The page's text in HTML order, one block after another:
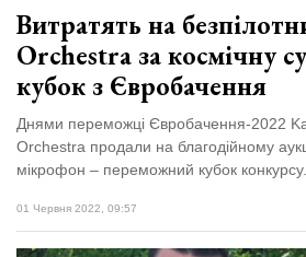
Витратять на
Orchestra за космічну
кубок з Євробачення
Днями переможці Євробачення-2022
Orchestra продали на благодійному
мікрофон – переможний кубок конкурсу.
01 Червня 2022, 09:57